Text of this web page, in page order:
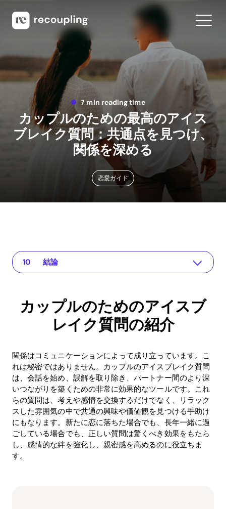
7 min reading time
カップルのための最高のアイス
ブレイク質問：共通点を見つけ、
関係を深める
恋愛ガイド
カップルのためのアイスブレイク質問の紹介
The app for your relationship
アイスブレイク質問の利点
アイスブレイク質問の例
コミュニケーション向上におけるRecouplingアプリの役割
科学的発見の統合
モチベーション向上のためのゲーミフィケーション
ROI：アイスブレイク質問の長期的な利点
よくある質問 (FAQ)
結論
カップルのためのアイスブ
レイク質問の紹介
関係はコミュニケーションによって成り立っています。こ
れは秘密ではありません。カップルのアイスブレイク質問
は、会話を始め、誤解を取り除き、パートナー間のより深
いつながりを築くための非常に効果的なツールです。これ
らの質問は、考えや感情を交換するだけでなく、リラック
スした雰囲気の中で共通の興味や価値観を見つける手助け
にもなります。新たに恋に落ちた場合でも、長年一緒に過
ごしている場合でも、正しい質問は驚くべき効果をもたら
し、感情的な絆を強化し、親密感を高めるのに役立ちま
す。